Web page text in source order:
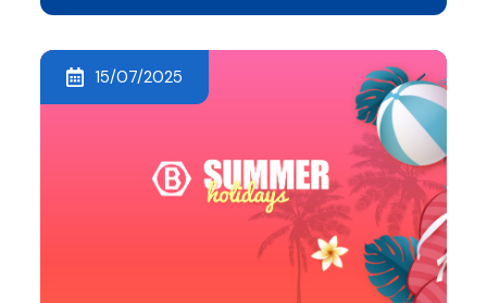
15/07/2025